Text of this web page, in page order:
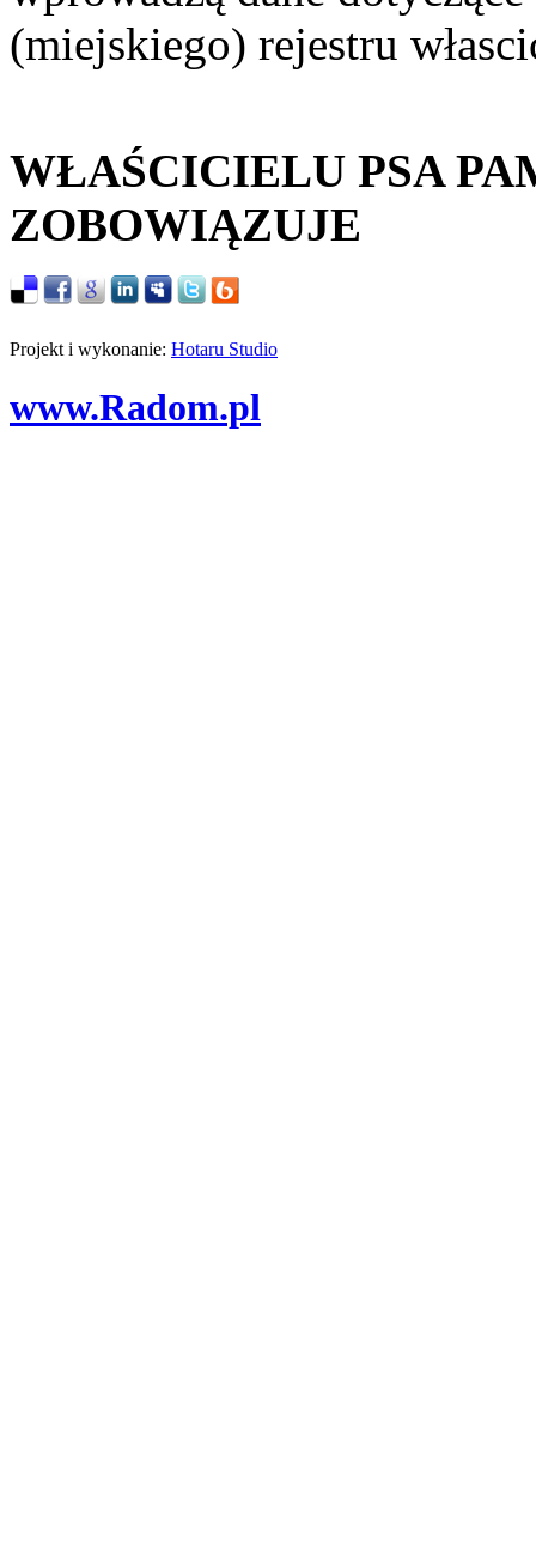
(miejskiego) rejestru
WŁAŚCICIELU PSA
ZOBOWIĄZUJE
Projekt i wykonanie: Hotaru Studio
www.Radom.pl